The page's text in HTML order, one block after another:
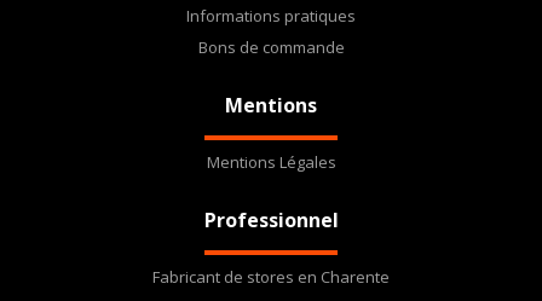
Informations pratiques
Bons de commande
Mentions
Mentions Légales
Professionnel
Fabricant de stores en Charente